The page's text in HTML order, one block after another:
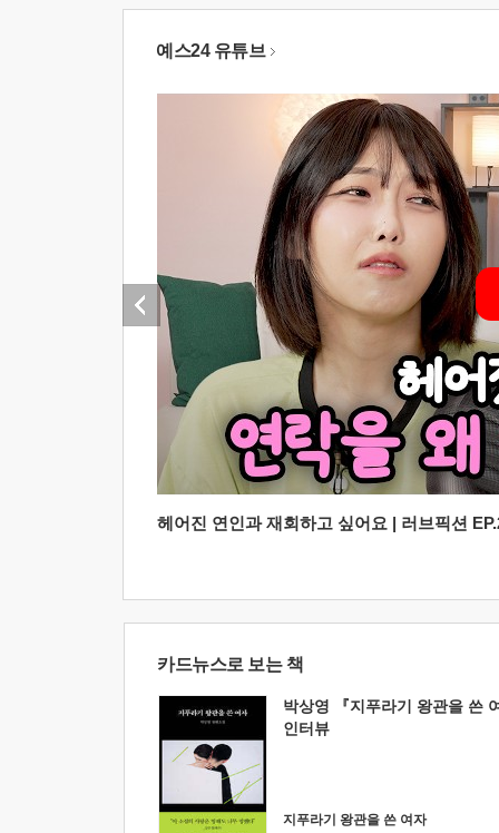
예스24 유튜브
헤어진 연인과 재회하고 싶어요 | 러브픽션
카드뉴스로 보는 책
박상영 『지푸라기 왕관을 쓴
인터뷰
지푸라기 왕관을 쓴 여자